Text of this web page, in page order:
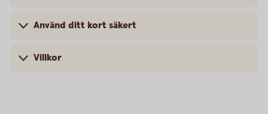
Använd ditt kort säkert
Villkor